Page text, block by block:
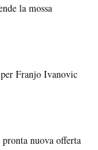
la mossa
Franjo Ivanovic
nuova offerta